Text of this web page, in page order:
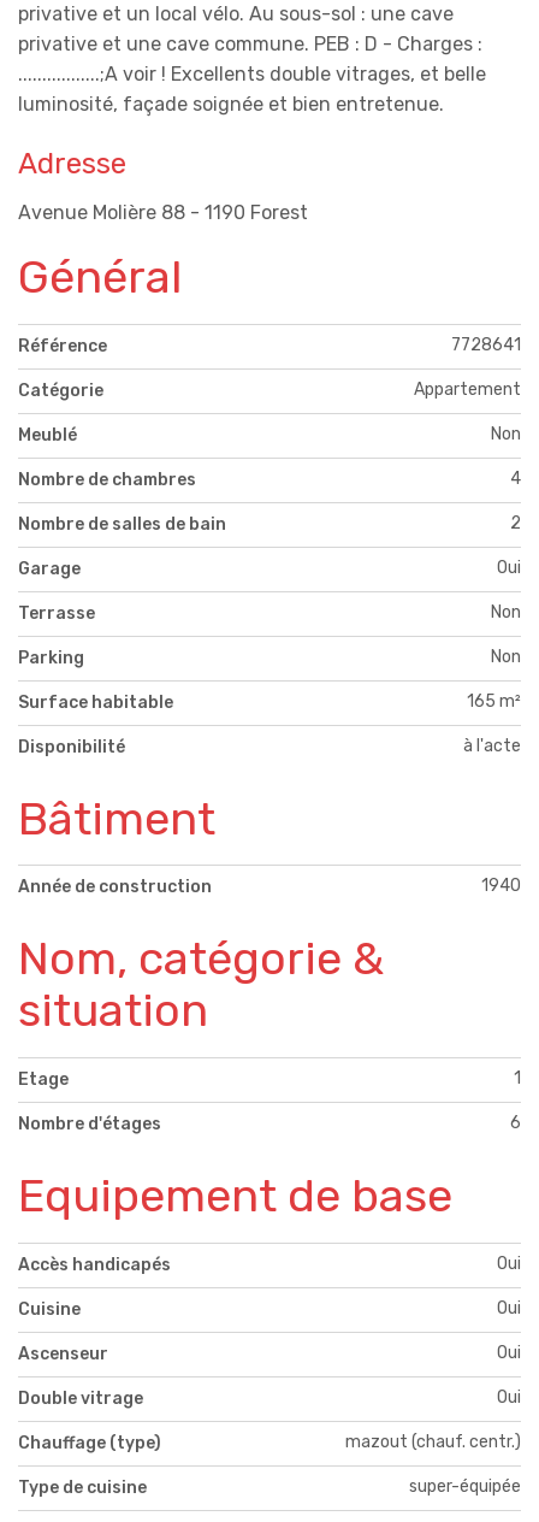
privative et un local vélo. Au sous-sol : une cave
privative et une cave commune. PEB : D - Charges :
.................;A voir ! Excellents double vitrages, et belle
luminosité, façade soignée et bien entretenue.
Adresse
Avenue Molière 88 - 1190 Forest
Général
Référence 7728641
Catégorie Appartement
Meublé Non
Nombre de chambres 4
Nombre de salles de bain 2
Garage Oui
Terrasse Non
Parking Non
Surface habitable 165 m²
Disponibilité à l'acte
Bâtiment
Année de construction 1940
Nom, catégorie &
situation
Etage 1
Nombre d'étages 6
Equipement de base
Accès handicapés Oui
Cuisine Oui
Ascenseur Oui
Double vitrage Oui
Chauffage (type) mazout (chauf. centr.)
Type de cuisine super-équipée